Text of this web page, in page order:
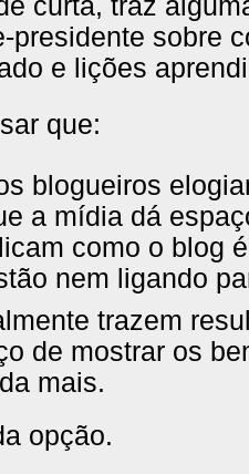
presidente sobre
e lições
que:
blogueiros
a mídia dá
como o blog
nem ligando
trazem
de mostrar os
mais.
opção.